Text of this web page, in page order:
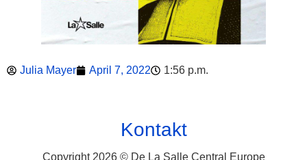
Julia Mayer April 7, 2022 1:56 p.m.
Kontakt
Copyright 2026 © De La Salle Central Europe